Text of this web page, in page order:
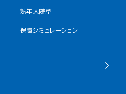
熟年入院型
保障シミュレーション